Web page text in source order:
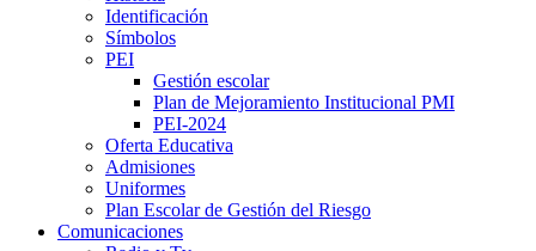
Identificación
Símbolos
PEI
Gestión escolar
Plan de Mejoramiento Institucional PMI
PEI-2024
Oferta Educativa
Admisiones
Uniformes
Plan Escolar de Gestión del Riesgo
Comunicaciones